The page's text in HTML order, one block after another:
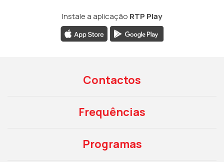
Instale a aplicação RTP Play
Contactos
Frequências
Programas